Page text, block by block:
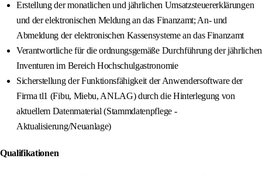
Erstellung der monatlichen und jährlichen Umsatzsteuererklärungen
und der elektronischen Meldung an das Finanzamt; An- und
Abmeldung der elektronischen Kassensysteme an das Finanzamt
Verantwortliche für die ordnungsgemäße Durchführung der jährlichen
Inventuren im Bereich Hochschulgastronomie
Sicherstellung der Funktionsfähigkeit der Anwendersoftware der
Firma tl1 (Fibu, Miebu, ANLAG) durch die Hinterlegung von
aktuellem Datenmaterial (Stammdatenpflege -
Aktualisierung/Neuanlage)
Qualifikationen